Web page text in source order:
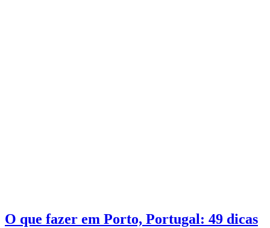
O que fazer em Porto, Portugal: 49 dicas